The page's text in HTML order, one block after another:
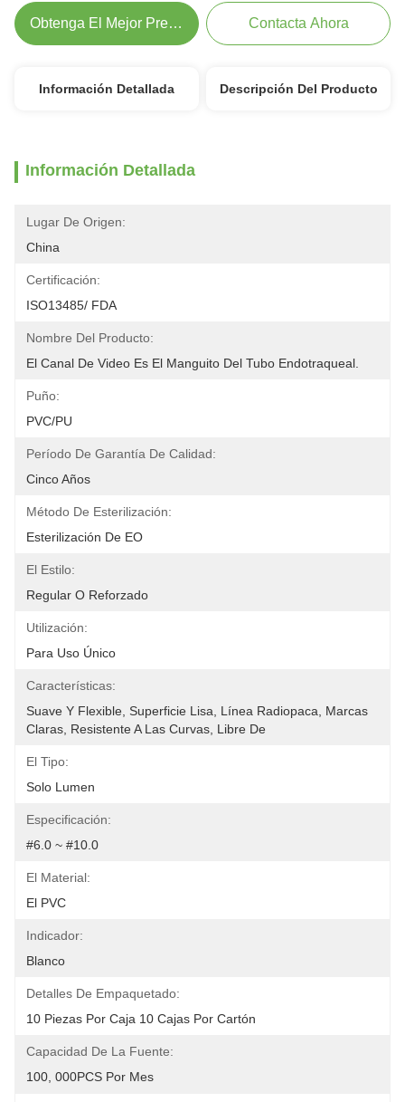
Obtenga El Mejor Precio Contacta Ahora
Información Detallada Descripción Del Producto
Información Detallada
Lugar De Origen:
China
Certificación:
ISO13485/ FDA
Nombre Del Producto:
El Canal De Video Es El Manguito Del Tubo Endotraqueal.
Puño:
PVC/PU
Período De Garantía De Calidad:
Cinco Años
Método De Esterilización:
Esterilización De EO
El Estilo:
Regular O Reforzado
Utilización:
Para Uso Único
Características:
Suave Y Flexible, Superficie Lisa, Línea Radiopaca, Marcas
Claras, Resistente A Las Curvas, Libre De
El Tipo:
Solo Lumen
Especificación:
#6.0 ~ #10.0
El Material:
El PVC
Indicador:
Blanco
Detalles De Empaquetado:
10 Piezas Por Caja 10 Cajas Por Cartón
Capacidad De La Fuente:
100, 000PCS Por Mes